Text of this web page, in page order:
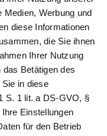
Abonnieren